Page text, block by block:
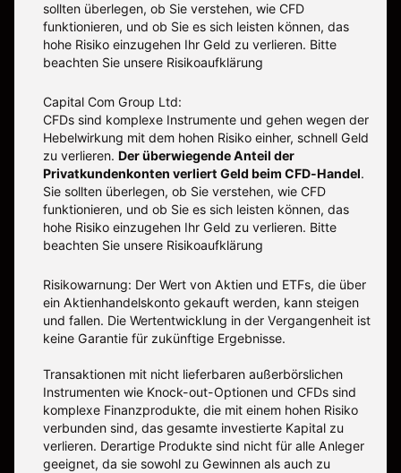
sollten überlegen, ob Sie verstehen, wie CFD
funktionieren, und ob Sie es sich leisten können, das
hohe Risiko einzugehen Ihr Geld zu verlieren. Bitte
beachten Sie unsere Risikoaufklärung
Capital Com Group Ltd:
CFDs sind komplexe Instrumente und gehen wegen der
Hebelwirkung mit dem hohen Risiko einher, schnell Geld
zu verlieren. Der überwiegende Anteil der
Privatkundenkonten verliert Geld beim CFD-Handel.
Sie sollten überlegen, ob Sie verstehen, wie CFD
funktionieren, und ob Sie es sich leisten können, das
hohe Risiko einzugehen Ihr Geld zu verlieren. Bitte
beachten Sie unsere Risikoaufklärung
Risikowarnung: Der Wert von Aktien und ETFs, die über
ein Aktienhandelskonto gekauft werden, kann steigen
und fallen. Die Wertentwicklung in der Vergangenheit ist
keine Garantie für zukünftige Ergebnisse.
Transaktionen mit nicht lieferbaren außerbörslichen
Instrumenten wie Knock-out-Optionen und CFDs sind
komplexe Finanzprodukte, die mit einem hohen Risiko
verbunden sind, das gesamte investierte Kapital zu
verlieren. Derartige Produkte sind nicht für alle Anleger
geeignet, da sie sowohl zu Gewinnen als auch zu